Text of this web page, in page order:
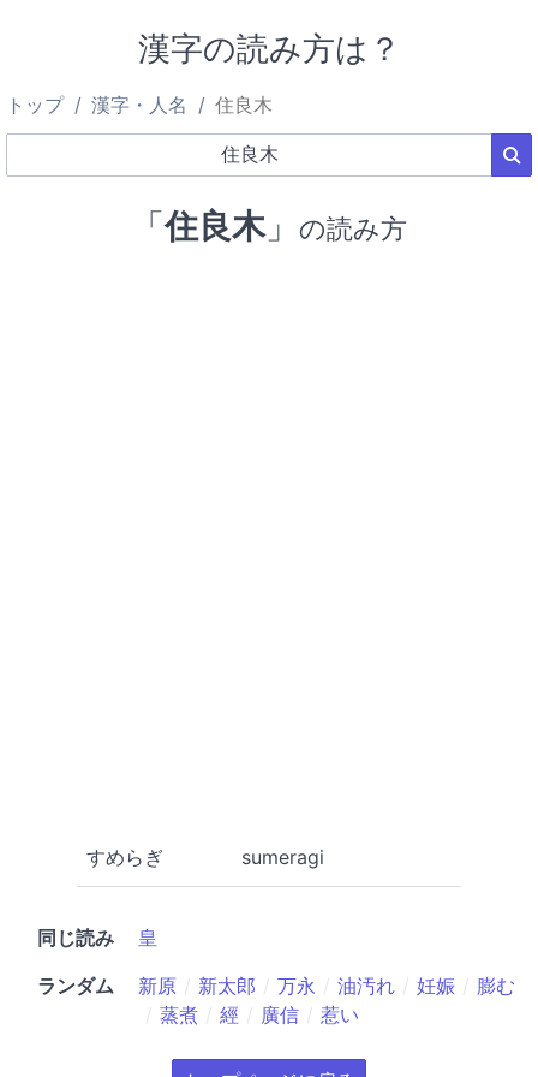
漢字の読み方は？
トップ 漢字・人名 住良木
「住良木」 の読み方
すめらぎ sumeragi
同じ読み
皇
ランダム
新原 新太郎 万永 油汚れ 妊娠
膨む
蒸煮
經 廣信 惹い